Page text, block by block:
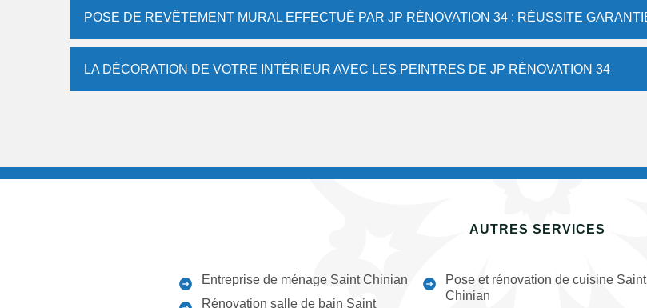
POSE DE REVÊTEMENT MURAL EFFECTUÉ PAR JP RÉNOVATION 34 : RÉUSSITE
LA DÉCORATION DE VOTRE INTÉRIEUR AVEC LES PEINTRES DE JP RÉNOVATION 34
AUTRES SERVICES
Entreprise de ménage Saint Chinian
Rénovation salle de bain Saint
Pose et rénovation de cuisine Saint
Chinian